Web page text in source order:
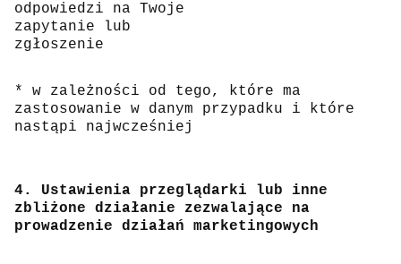
odpowiedzi na Twoje
zapytanie lub
zgłoszenie
* w zależności od tego, które ma
zastosowanie w danym przypadku i które
nastąpi najwcześniej
4. Ustawienia przeglądarki lub inne
zbliżone działanie zezwalające na
prowadzenie działań marketingowych